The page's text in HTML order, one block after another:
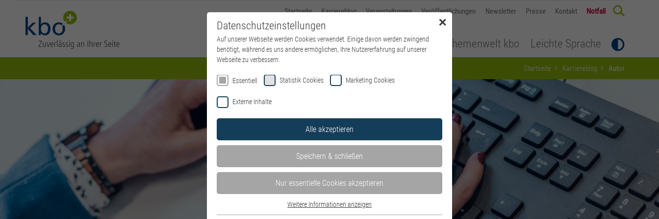
Über kbo Standorte kbo-Karriere Ausbildung Themenwelt kbo Leichte Sprache
Startseite Karriereblog Veranstaltungen Veröffentlichungen Newsletter Presse Kontakt Notfall
Startseite Karriereblog Autor
✕
Datenschutzeinstellungen
Auf unserer Webseite werden Cookies verwendet. Einige davon werden zwingend
benötigt, während es uns andere ermöglichen, Ihre Nutzererfahrung auf unserer
Webseite zu verbessern.
Essentiell Statistik Cookies Marketing Cookies
Externe Inhalte
Alle akzeptieren
Speichern & schließen
Nur essentielle Cookies akzeptieren
Weitere Informationen anzeigen